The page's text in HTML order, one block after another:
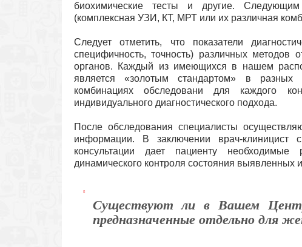
биохимические тесты и другие. Следующим
(комплексная УЗИ, КТ, МРТ или их различная
Следует отметить, что показатели
специфичность, точность) различных методов
органов. Каждый из имеющихся в нашем
является «золотым стандартом» в
комбинациях обследовани для каждого
индивидуального диагностического подхода.
После обследования специалисты
информации. В заключении врач-
консультации дает пациенту необходимые
динамического контроля состояния выявленных
Существуют ли в Вашем
предназначенные отдельно для